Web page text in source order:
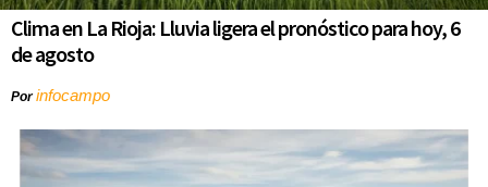
Clima en La Rioja: Lluvia ligera el pronóstico para hoy, 6
de agosto
Porinfocampo